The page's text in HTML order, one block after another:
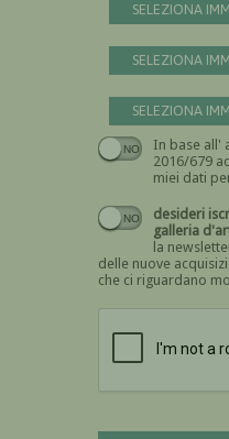
SELEZIONA
SELEZIONA
SELEZIONA
In base all'
2016/679
miei dati
desideri
galleria
la
delle nuove
che ci riguardano